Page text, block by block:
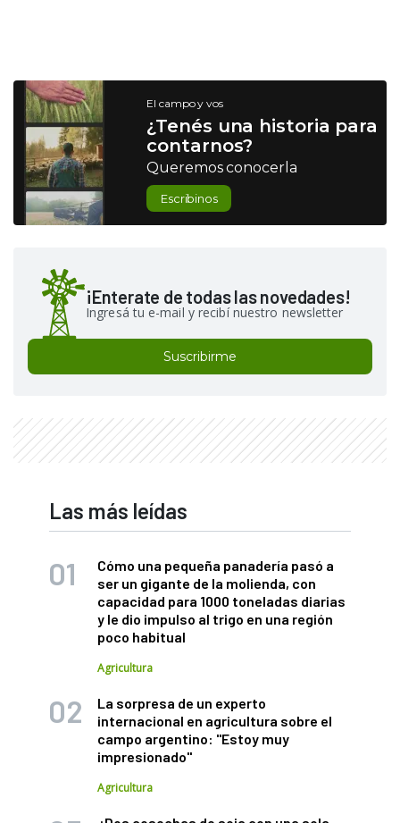
El campo y vos
¿Tenés una historia para
contarnos?
Queremos conocerla
Escribinos
¡Enterate de todas las novedades!
Ingresá tu e-mail y recibí nuestro newsletter
Suscribirme
Las más leídas
Cómo una pequeña panadería pasó a
ser un gigante de la molienda, con
capacidad para 1000 toneladas diarias
y le dio impulso al trigo en una región
poco habitual
Agricultura
La sorpresa de un experto
internacional en agricultura sobre el
campo argentino: "Estoy muy
impresionado"
Agricultura